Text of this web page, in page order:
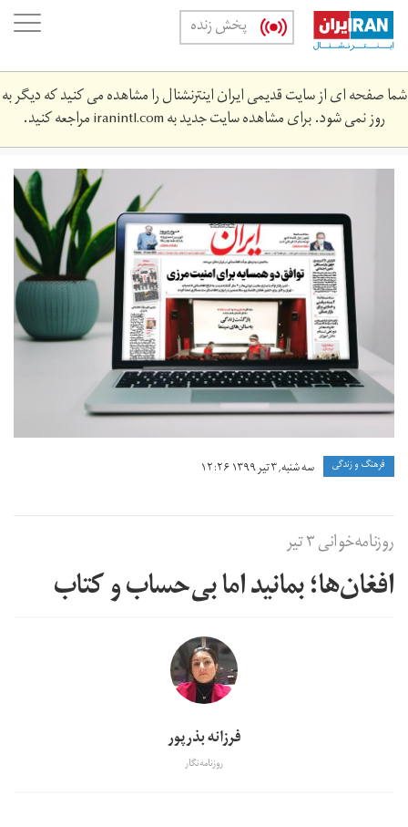
Skip
main
content
پخش زنده
شما صفحه ای از سایت قدیمی ایران اینترنشنال را مشاهده می کنید که دیگر به
روز نمی شود. برای مشاهده سایت جدید بهiranintl.comمراجعه کنید.
rozname_3_tir_1.jpg
فرهنگ و زندگی سه شنبه, ۳ تیر ۱۳۹۹ ۱۲:۲۶
روزنامه‌خوانی ۳ تیر
افغان‌ها؛ بمانید اما بی‌حساب و کتاب
فرزانه بذرپور
روزنامه‌نگار